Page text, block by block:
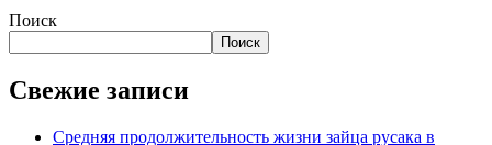
Поиск
Поиск
Свежие записи
Средняя продолжительность жизни зайца русака в